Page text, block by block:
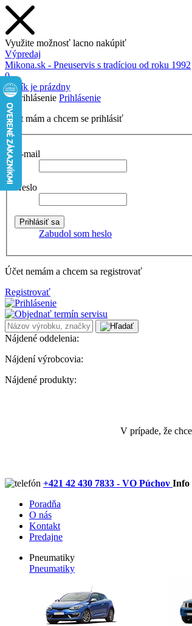
Využite možnosť lacno nakúpiť
Výpredaj
Mikona.sk - Pneuservis s tradíciou od roku 1992
0
Košík je prázdny
Prihlásenie
Účet mám a chcem se prihlásiť
E-mail
Heslo
Zabudol som heslo
Účet nemám a chcem sa registrovať
Registrovať
Nájdené oddelenia:
Nájdení výrobcovia:
Nájdené produkty:
V prípade, že
+421 42 430 7833 - VO Púchov Info
Poradňa
O nás
Kontakt
Predajne
Pneumatiky
Pneumatiky